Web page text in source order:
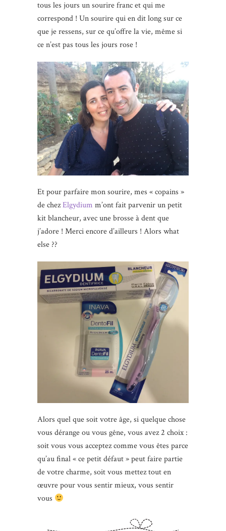
tous les jours un sourire franc et qui me
correspond ! Un sourire qui en dit long sur ce
que je ressens, sur ce qu’offre la vie, même si
ce n’est pas tous les jours rose !
Et pour parfaire mon sourire, mes « copains »
de chezElgydium m’ont fait parvenir un petit
kit blancheur, avec une brosse à dent que
j’adore ! Merci encore d’ailleurs ! Alors what
else ??
Alors quel que soit votre âge, si quelque chose
vous dérange ou vous gêne, vous avez 2 choix :
soit vous vous acceptez comme vous êtes parce
qu’au final « ce petit défaut » peut faire partie
de votre charme, soit vous mettez tout en
œuvre pour vous sentir mieux, vous sentir
vous